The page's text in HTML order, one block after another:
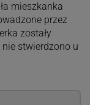
mieszkanka
przez
zostały
stwierdzono u